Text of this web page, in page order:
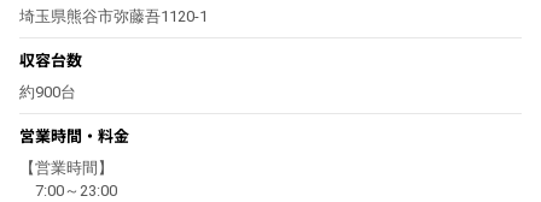
埼玉県熊谷市弥藤吾1120-1
収容台数
約900台
営業時間・料金
【営業時間】
7:00～23:00